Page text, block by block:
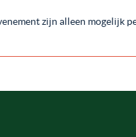
zijn alleen mogelijk